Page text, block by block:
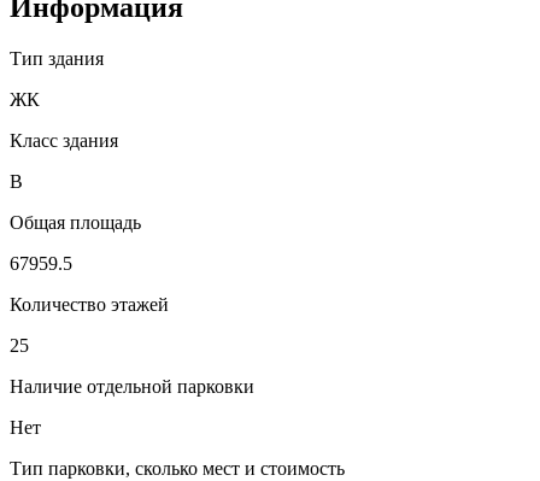
Информация
Тип здания
ЖК
Класс здания
B
Общая площадь
67959.5
Количество этажей
25
Наличие отдельной парковки
Нет
Тип парковки, сколько мест и стоимость